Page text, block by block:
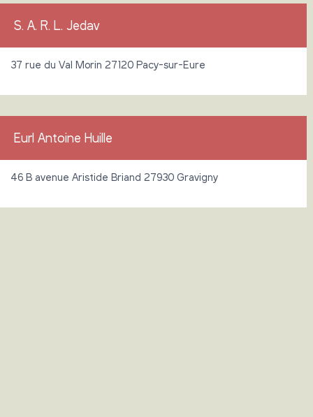
S. A. R. L. Jedav
37 rue du Val Morin 27120 Pacy-sur-Eure
Eurl Antoine Huille
46 B avenue Aristide Briand 27930 Gravigny